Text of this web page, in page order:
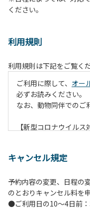
ください。
利用規則
利用規則は下記をご覧くだ
ご利用に際して、 オー
必ずお読みください。
なお、動物同伴でのご
【新型コロナウイルス
また、今後の状況次第
【ペンションでの取り
・お食事は席数を減ら
キャンセル規定
予約内容の変更、日程の
のとおりキャンセル料を
●ご利用日の10～4日前